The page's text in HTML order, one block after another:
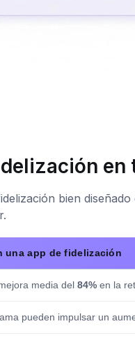
en
bien
una app de fidelización
media del 84%en la
pueden impulsar un